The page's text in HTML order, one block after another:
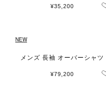
¥35,200
NEW
メンズ 長袖 オーバーシャツ
¥79,200